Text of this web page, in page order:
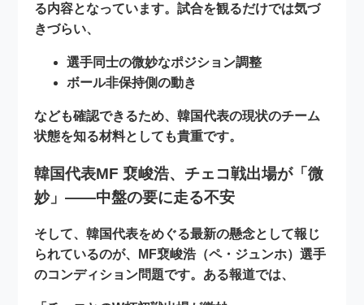
る内容となっています。試合を観るだけでは気づ
きづらい、
選手同士の微妙なポジション調整
ボール非保持側の動き
なども確認できるため、韓国代表の現状のチーム
状態を知る材料としても貴重です。
韓国代表MF 裵峻浩、チェコ戦出場が「微
妙」――中盤の要に走る不安
そして、韓国代表をめぐる最新の懸念として報じ
られているのが、
MF裵峻浩（ペ・ジュンホ）選手
のコンディション問題です。ある報道では、